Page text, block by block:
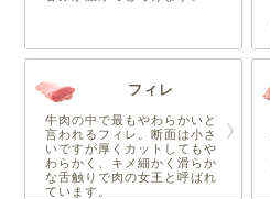
フィレ
牛肉の中で最もやわらかいと
言われるフィレ。断面は小さ
いですが厚くカットしてもや
わらかく、キメ細かく滑らか
な舌触りで肉の女王と呼ばれ
ています。